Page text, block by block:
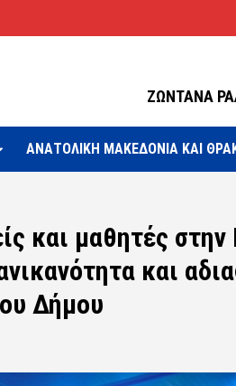
ΖΩΝΤΑΝΑ
ΑΝΑΤΟΛΙΚΗ ΜΑΚΕΔΟΝΙΑ ΚΑΙ
και μαθητές
και
Δήμου